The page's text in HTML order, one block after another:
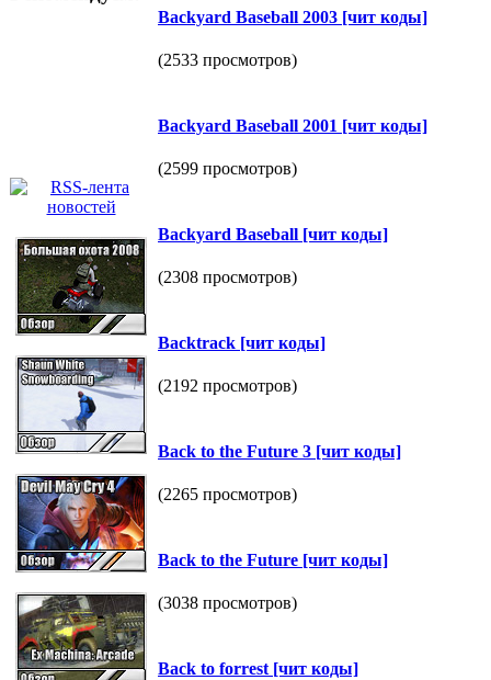
Васkуаrd Ваsebаll 2003 [чит коды]
(2533 просмотров)
Васkуаrd Ваsebаll 2001 [чит коды]
(2599 просмотров)
Васkуаrd Ваsebаll [чит коды]
(2308 просмотров)
Васktrасk [чит коды]
(2192 просмотров)
Васk tо the Future 3 [чит коды]
(2265 просмотров)
Васk tо the Future [чит коды]
(3038 просмотров)
Васk tо fоrrest [чит коды]